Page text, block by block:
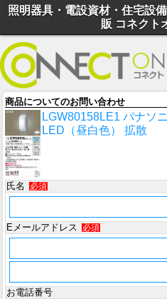
照明器具・電設資材・住宅設
販 コネクト
商品についてのお問い合わせ
LGW80158LE1 パナソ
LED（昼白色） 拡散
氏名 必須
Eメールアドレス 必須
お電話番号